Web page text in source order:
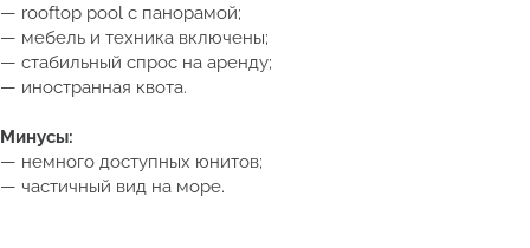
— rooftop pool с панорамой;
— мебель и техника включены;
— стабильный спрос на аренду;
— иностранная квота.
Минусы:
— немного доступных юнитов;
— частичный вид на море.